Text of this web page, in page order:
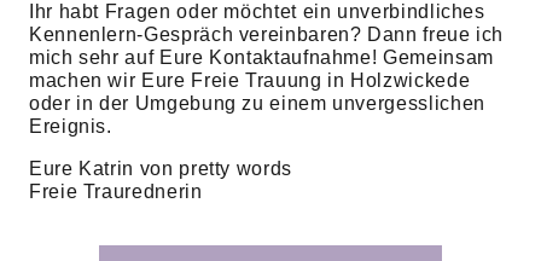
Ihr habt Fragen oder möchtet ein unverbindliches
Kennenlern-Gespräch vereinbaren? Dann freue ich
mich sehr auf Eure Kontaktaufnahme! Gemeinsam
machen wir Eure Freie Trauung in Holzwickede
oder in der Umgebung zu einem unvergesslichen
Ereignis.
Eure Katrin von pretty words
Freie Traurednerin